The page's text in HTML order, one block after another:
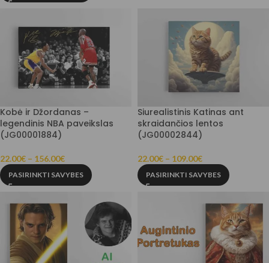
Kobė ir Džordanas –
legendinis NBA paveikslas
(JG00001884)
22.00€ – 156.00€
PASIRINKTI SAVYBES
Siurealistinis Katinas ant
skraidančios lentos
(JG00002844)
22.00€ – 109.00€
PASIRINKTI SAVYBES